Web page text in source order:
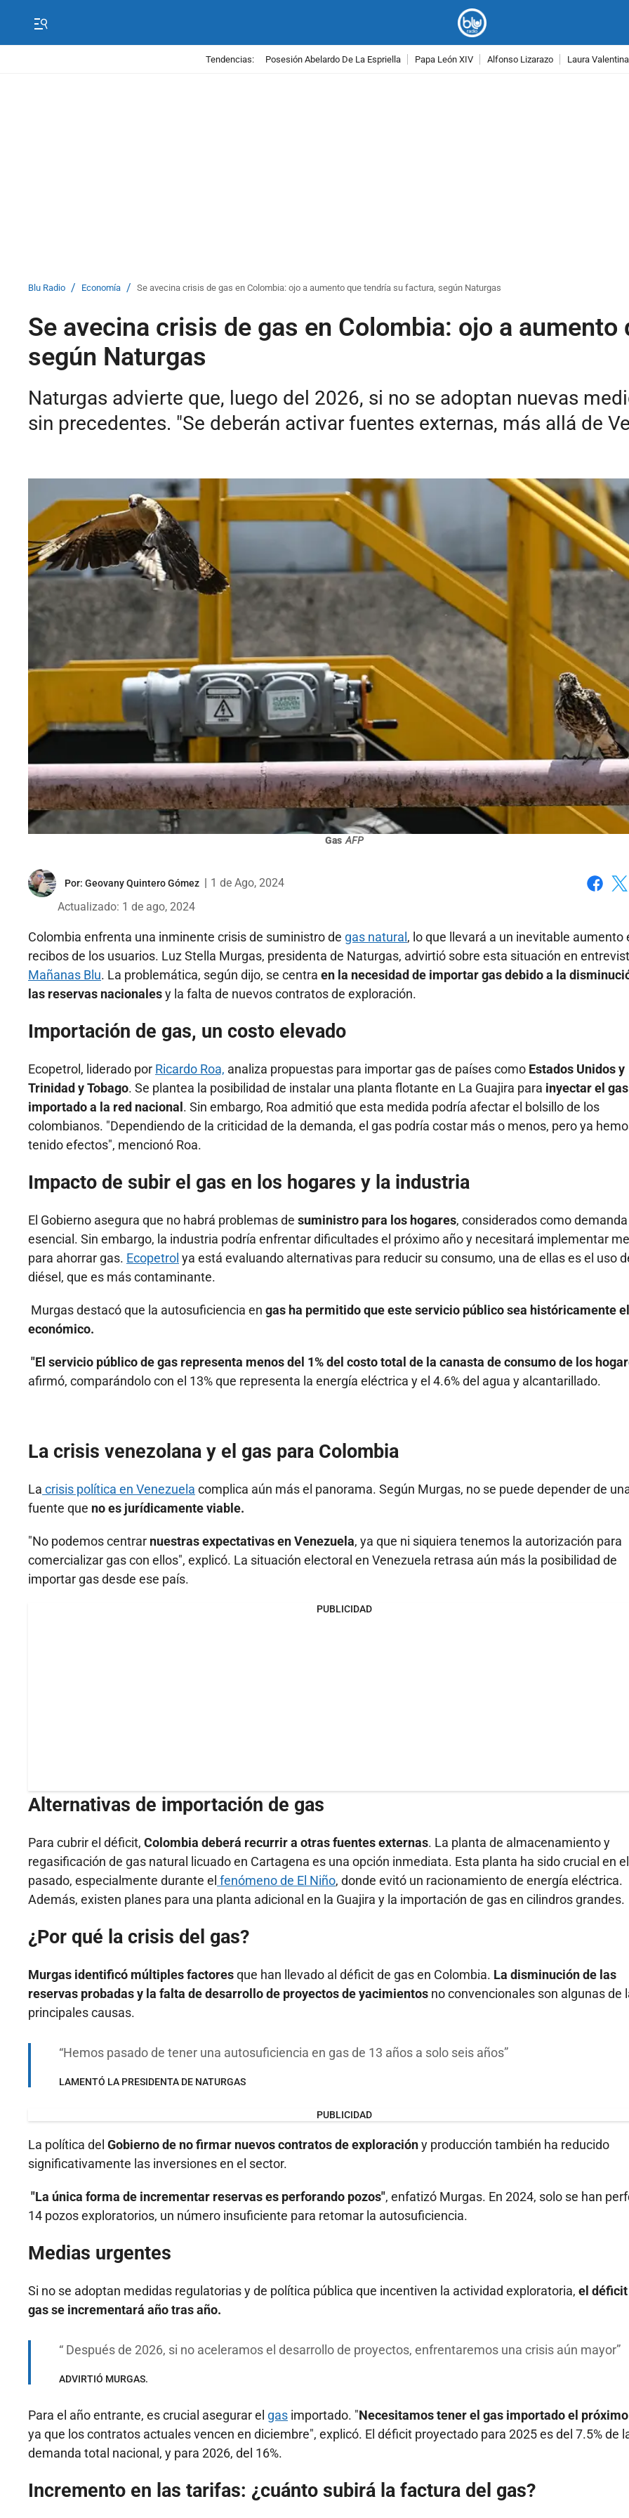
Tendencias: Posesión Abelardo De La Espriella Papa León XIV Alfonso Lizarazo Laura
Blu Radio / Economía / Se avecina crisis de gas en Colombia: ojo a aumento que tendría su factura, según Naturgas
Se avecina crisis de gas en Colombia: ojo a
según Naturgas
Naturgas advierte que, luego del 2026, si no se adoptan nuevas
sin precedentes. "Se deberán activar fuentes externas, más allá de
Gas AFP
Por: Geovany Quintero Gómez
1 de Ago, 2024
Actualizado: 1 de ago, 2024
Colombia enfrenta una inminente crisis de suministro de gas natural , lo que llevará a un inevitable aumento
recibos de los usuarios. Luz Stella Murgas, presidenta de Naturgas, advirtió sobre esta situación en
Mañanas Blu. La problemática, según dijo, se centra en la necesidad de importar gas debido a la
las reservas nacionalesy la falta de nuevos contratos de exploración.
Importación de gas, un costo elevado
Ecopetrol, liderado por Ricardo Roa, analiza propuestas para importar gas de países como Estados Unidos y
Trinidad y Tobago. Se plantea la posibilidad de instalar una planta flotante en La Guajira para inyectar el gas
importado a la red nacional . Sin embargo, Roa admitió que esta medida podría afectar el bolsillo de los
colombianos. "Dependiendo de la criticidad de la demanda, el gas podría costar más o menos, pero ya
tenido efectos", mencionó Roa.
Impacto de subir el gas en los hogares y la industria
El Gobierno asegura que no habrá problemas de suministro para los hogares, considerados como demanda
esencial. Sin embargo, la industria podría enfrentar dificultades el próximo año y necesitará implementar
para ahorrar gas. Ecopetrol ya está evaluando alternativas para reducir su consumo, una de ellas es el uso
diésel, que es más contaminante.
Murgas destacó que la autosuficiencia en gas ha permitido que este servicio público sea históricamente
económico.
"El servicio público de gas representa menos del 1% del costo total de la canasta de consumo de los
afirmó, comparándolo con el 13% que representa la energía eléctrica y el 4.6% del agua y alcantarillado.
La crisis venezolana y el gas para Colombia
La crisis política en Venezuela complica aún más el panorama. Según Murgas, no se puede depender de
fuente que no es jurídicamente viable.
"No podemos centrar nuestras expectativas en Venezuela, ya que ni siquiera tenemos la autorización para
comercializar gas con ellos", explicó. La situación electoral en Venezuela retrasa aún más la posibilidad de
importar gas desde ese país.
PUBLICIDAD
Alternativas de importación de gas
Para cubrir el déficit, Colombia deberá recurrir a otras fuentes externas. La planta de almacenamiento y
regasificación de gas natural licuado en Cartagena es una opción inmediata. Esta planta ha sido crucial en el
pasado, especialmente durante el fenómeno de El Niño, donde evitó un racionamiento de energía eléctrica.
Además, existen planes para una planta adicional en la Guajira y la importación de gas en cilindros grandes.
¿Por qué la crisis del gas?
Murgas identificó múltiples factoresque han llevado al déficit de gas en Colombia. La disminución de las
reservas probadas y la falta de desarrollo de proyectos de yacimientos no convencionales son algunas de
principales causas.
Hemos pasado de tener una autosuficiencia en gas de 13 años a solo seis años
LAMENTÓ LA PRESIDENTA DE NATURGAS
PUBLICIDAD
La política del Gobierno de no firmar nuevos contratos de exploracióny producción también ha reducido
significativamente las inversiones en el sector.
"La única forma de incrementar reservas es perforando pozos", enfatizó Murgas. En 2024, solo se han
14 pozos exploratorios, un número insuficiente para retomar la autosuficiencia.
Medias urgentes
Si no se adoptan medidas regulatorias y de política pública que incentiven la actividad exploratoria, el
gas se incrementará año tras año.
Después de 2026, si no aceleramos el desarrollo de proyectos, enfrentaremos una crisis aún mayor
ADVIRTIÓ MURGAS.
Para el año entrante, es crucial asegurar el gas importado. "Necesitamos tener el gas importado el
ya que los contratos actuales vencen en diciembre", explicó. El déficit proyectado para 2025 es del 7.5% de
demanda total nacional, y para 2026, del 16%.
Incremento en las tarifas: ¿cuánto subirá la factura del gas?